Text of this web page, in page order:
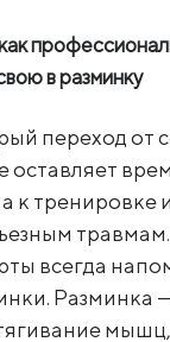
в разминку
переход от
оставляет
к тренировке
всегда
Разминка